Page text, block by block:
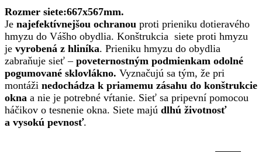
Rozmer siete:667x567mm.
Je najefektívnejšou ochranou proti prieniku dotieravého
hmyzu do Vášho obydlia. Konštrukcia siete proti hmyzu
je vyrobená z hliníka. Prieniku hmyzu do obydlia
zabraňuje sieť – poveternostným podmienkam odolné
pogumované sklovlákno. Vyznačujú sa tým, že pri
montáži nedochádza k priamemu zásahu do konštrukcie
okna a nie je potrebné vŕtanie. Sieť sa pripevní pomocou
háčikov o tesnenie okna. Siete majú dlhú životnosť
a vysokú pevnosť.